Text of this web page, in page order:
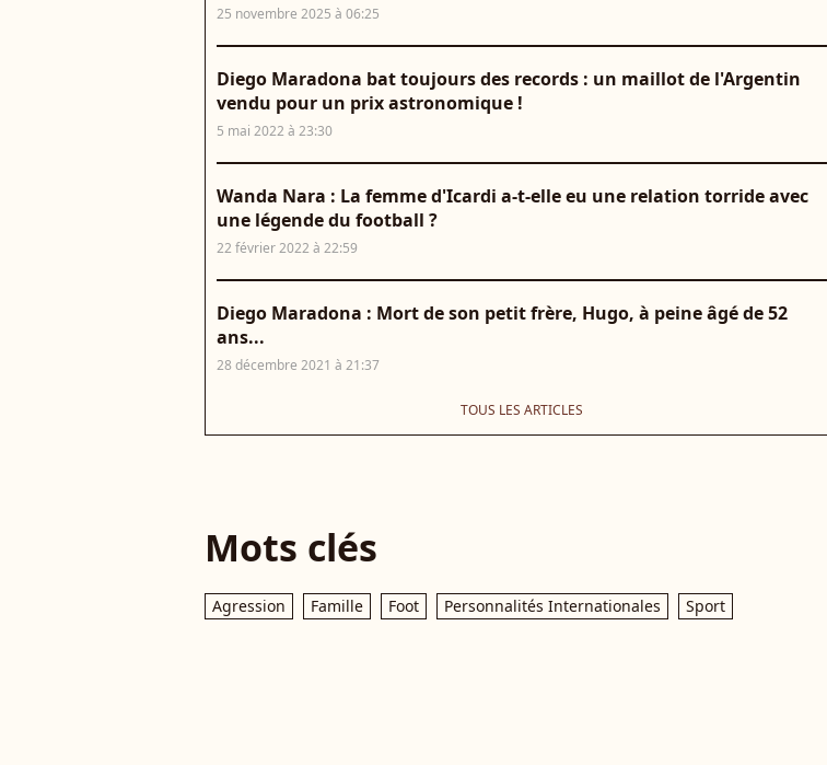
25 novembre 2025 à 06:25
Diego Maradona bat toujours des records : un maillot de l'Argentin
vendu pour un prix astronomique !
5 mai 2022 à 23:30
Wanda Nara : La femme d'Icardi a-t-elle eu une relation torride avec
une légende du football ?
22 février 2022 à 22:59
Diego Maradona : Mort de son petit frère, Hugo, à peine âgé de 52
ans...
28 décembre 2021 à 21:37
TOUS LES ARTICLES
Mots clés
Agression Famille Foot Personnalités Internationales Sport